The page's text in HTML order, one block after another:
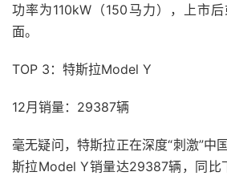
功率为110kW（150马力），上市
面。
TOP 3：特斯拉Model Y
12月销量：29387辆
毫无疑问，特斯拉正在深度“刺激”中
斯拉Model Y销量达29387辆，同比